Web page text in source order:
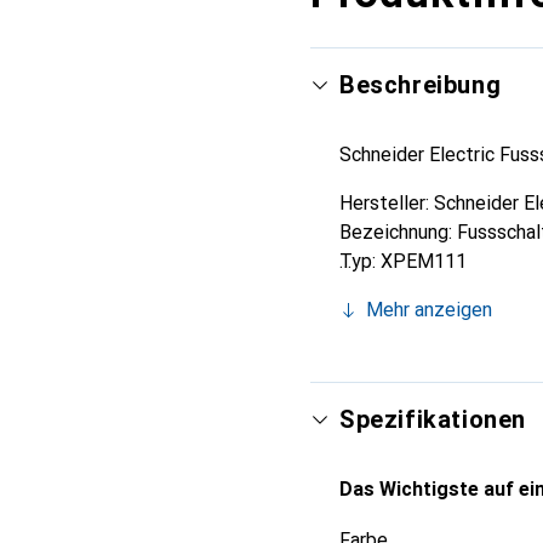
Beschreibung
Schneider Electric
Hersteller: Schneider
Bezeichnung:
Typ: XPEM111
Mit Schutzhaube: nein
Werkstoff: Metall
Mit Schutzisolierung:
Farbe: blau
Anzahl der Kontakte
Mehr anzeigen
Spezifikationen
Das Wichtigste auf